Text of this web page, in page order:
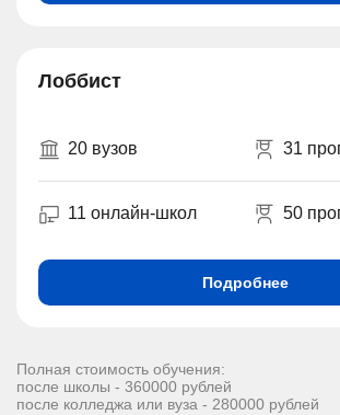
Лоббист
20 вузов 31
11 онлайн-школ 50
Подробнее
Полная стоимость обучения:
после школы - 360000 рублей
после колледжа или вуза - 280000 рублей